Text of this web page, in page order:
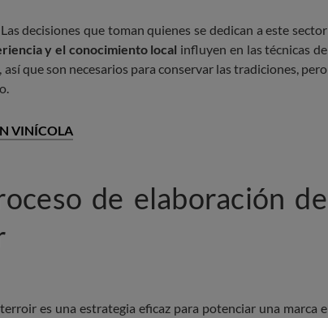
decisiones que toman quienes se dedican a este sector
y el conocimiento local influyen en las técnicas de
que son necesarios para conservar las tradiciones, pero
VINÍCOLA
de elaboración de
es una estrategia eficaz para potenciar una marca e